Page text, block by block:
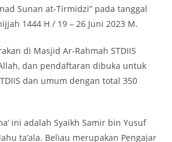
Sunan at-Tirmidzi” pada tanggal
1444 H / 19 – 26 Juni 2023 M.
di Masjid Ar-Rahmah STDIIS
dan pendaftaran dibuka untuk
dan umum dengan total 350
ini adalah Syaikh Samir bin Yusuf
ta’ala. Beliau merupakan Pengajar